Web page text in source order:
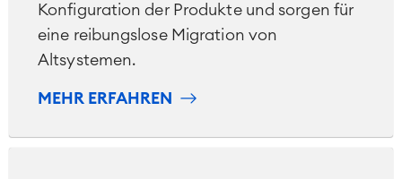
Konfiguration der Produkte und sorgen für
eine reibungslose Migration von
Altsystemen.
MEHR ERFAHREN